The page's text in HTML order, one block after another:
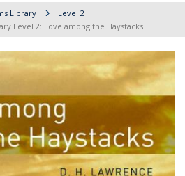
Library
Level 2
Level 2: Love among the Haystacks